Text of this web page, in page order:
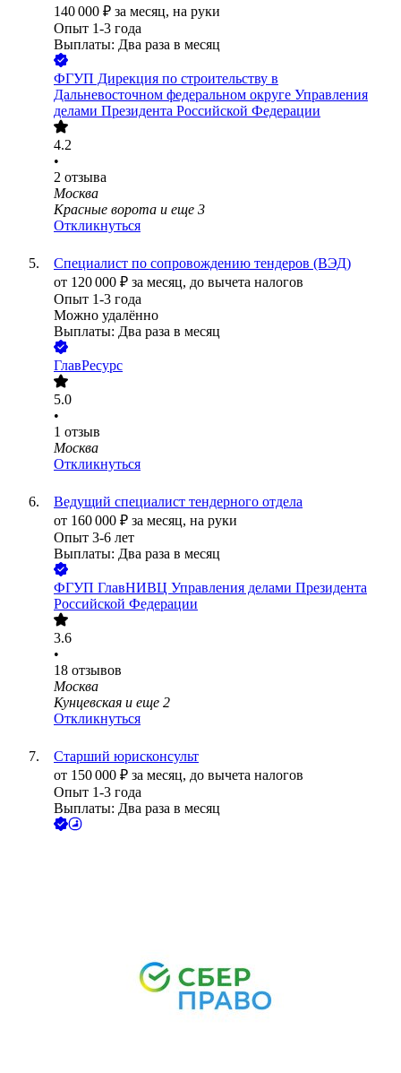
140 000 ₽ за месяц, на руки
Опыт 1-3 года
Выплаты: Два раза в месяц
ФГУП Дирекция по строительству в
Дальневосточном федеральном округе Управления
делами Президента Российской Федерации
4.2
•
2 отзыва
Москва
Красные ворота и еще 3
Откликнуться
Специалист по сопровождению тендеров (ВЭД)
от 120 000 ₽ за месяц, до вычета налогов
Опыт 1-3 года
Можно удалённо
Выплаты: Два раза в месяц
ГлавРесурс
5.0
•
1 отзыв
Москва
Откликнуться
Ведущий специалист тендерного отдела
от 160 000 ₽ за месяц, на руки
Опыт 3-6 лет
Выплаты: Два раза в месяц
ФГУП ГлавНИВЦ Управления делами Президента
Российской Федерации
3.6
•
18 отзывов
Москва
Кунцевская и еще 2
Откликнуться
Старший юрисконсульт
от 150 000 ₽ за месяц, до вычета налогов
Опыт 1-3 года
Выплаты: Два раза в месяц